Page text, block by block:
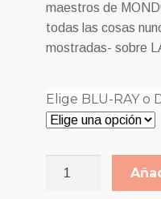
maestros de
todas las cosas
mostradas- sobre
Elige BLU-RAY o